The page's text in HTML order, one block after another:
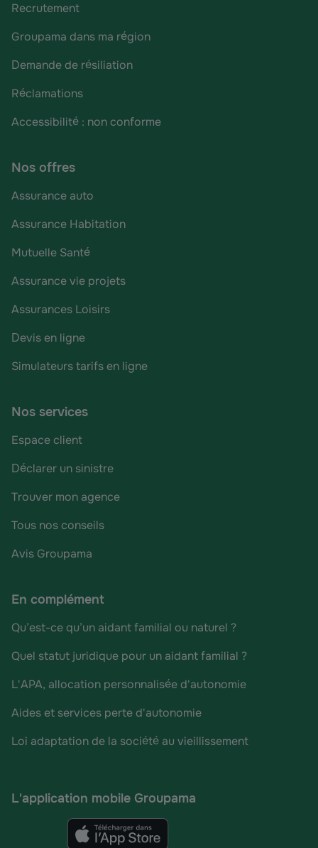
Recrutement
Groupama dans ma région
Demande de résiliation
Réclamations
Accessibilité : non conforme
Nos offres
Assurance auto
Assurance Habitation
Mutuelle Santé
Assurance vie projets
Assurances Loisirs
Devis en ligne
Simulateurs tarifs en ligne
Nos services
Espace client
Déclarer un sinistre
Trouver mon agence
Tous nos conseils
Avis Groupama
En complément
Qu’est-ce qu’un aidant familial ou naturel ?
Quel statut juridique pour un aidant familial ?
L'APA, allocation personnalisée d'autonomie
Aides et services perte d'autonomie
Loi adaptation de la société au vieillissement
L'application mobile Groupama